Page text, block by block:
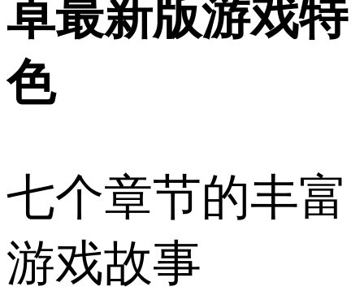
卓最新版游戏特
色
七个章节的丰富
游戏故事